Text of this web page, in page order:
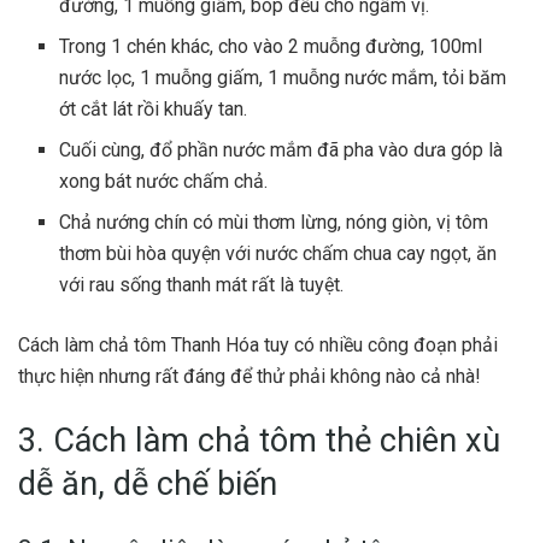
đường, 1 muỗng giấm, bóp đều cho ngấm vị.
Trong 1 chén khác, cho vào 2 muỗng đường, 100ml
nước lọc, 1 muỗng giấm, 1 muỗng nước mắm, tỏi băm
ớt cắt lát rồi khuấy tan.
Cuối cùng, đổ phần nước mắm đã pha vào dưa góp là
xong bát nước chấm chả.
Chả nướng chín có mùi thơm lừng, nóng giòn, vị tôm
thơm bùi hòa quyện với nước chấm chua cay ngọt, ăn
với rau sống thanh mát rất là tuyệt.
Cách làm chả tôm Thanh Hóa tuy có nhiều công đoạn phải
thực hiện nhưng rất đáng để thử phải không nào cả nhà!
3. Cách làm chả tôm thẻ chiên xù
dễ ăn, dễ chế biến